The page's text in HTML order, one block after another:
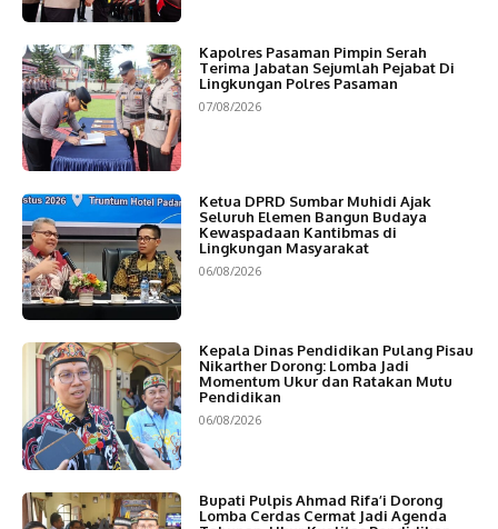
Kapolres Pasaman Pimpin Serah
Terima Jabatan Sejumlah Pejabat Di
Lingkungan Polres Pasaman
07/08/2026
Ketua DPRD Sumbar Muhidi Ajak
Seluruh Elemen Bangun Budaya
Kewaspadaan Kantibmas di
Lingkungan Masyarakat
06/08/2026
Kepala Dinas Pendidikan Pulang Pisau
Nikarther Dorong: Lomba Jadi
Momentum Ukur dan Ratakan Mutu
Pendidikan
06/08/2026
Bupati Pulpis Ahmad Rifa’i Dorong
Lomba Cerdas Cermat Jadi Agenda